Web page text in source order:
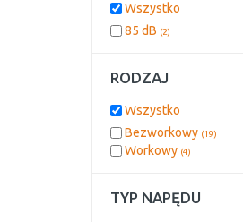
Wszystko
85 dB (2)
RODZAJ
Wszystko
Bezworkowy (19)
Workowy (4)
TYP NAPĘDU